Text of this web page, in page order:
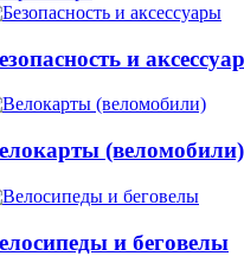
и
(веломобили)
и беговелы